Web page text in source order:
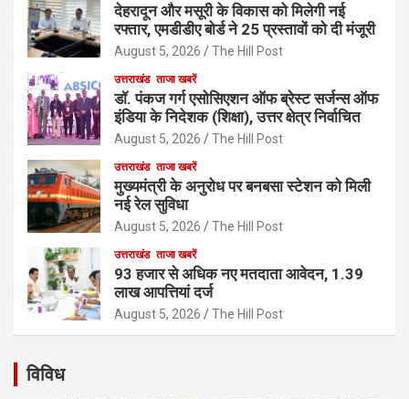
देहरादून और मसूरी के विकास को मिलेगी नई
रफ्तार, एमडीडीए बोर्ड ने 25 प्रस्तावों को दी मंजूरी
August 5, 2026 The Hill Post
उत्तराखंड ताजा खबरें
डॉ. पंकज गर्ग एसोसिएशन ऑफ ब्रेस्ट सर्जन्स ऑफ
इंडिया के निदेशक (शिक्षा), उत्तर क्षेत्र निर्वाचित
August 5, 2026 The Hill Post
उत्तराखंड ताजा खबरें
मुख्यमंत्री के अनुरोध पर बनबसा स्टेशन को मिली
नई रेल सुविधा
August 5, 2026 The Hill Post
उत्तराखंड ताजा खबरें
93 हजार से अधिक नए मतदाता आवेदन, 1.39
लाख आपत्तियां दर्ज
August 5, 2026 The Hill Post
विविध